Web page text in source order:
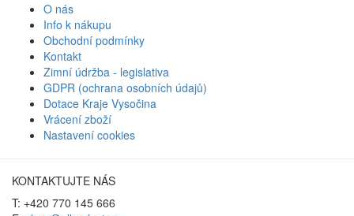
O nás
Info k nákupu
Obchodní podmínky
Kontakt
Zimní údržba - legislativa
GDPR (ochrana osobních údajů)
Dotace Kraje Vysočina
Vrácení zboží
Nastavení cookies
KONTAKTUJTE NÁS
T: +420 770 145 666